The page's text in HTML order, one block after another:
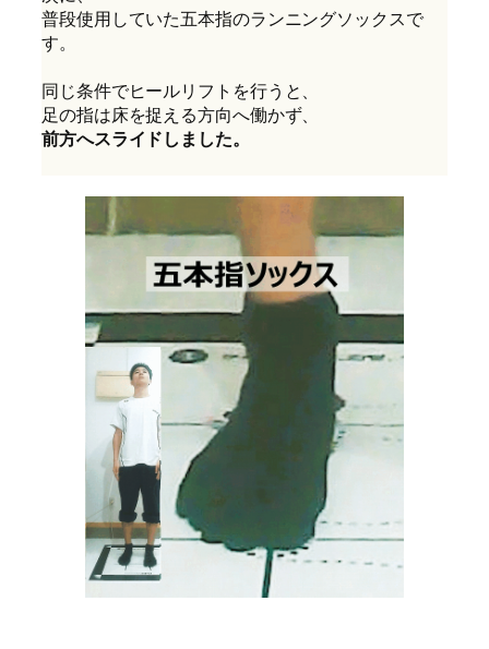
普段使用していた五本指のランニングソックスで
す。
同じ条件でヒールリフトを行うと、
足の指は床を捉える方向へ働かず、
前方へスライドしました。